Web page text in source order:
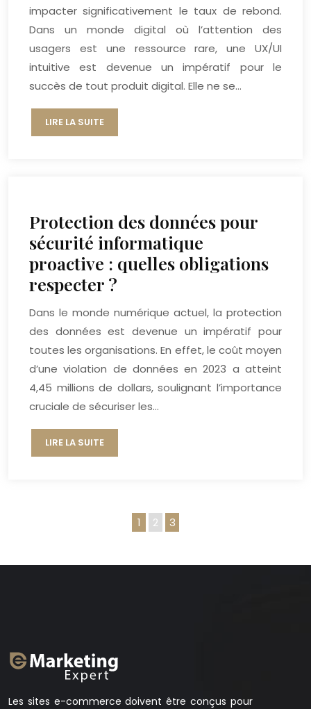
impacter significativement le taux de rebond.
Dans un monde digital où l’attention des
usagers est une ressource rare, une UX/UI
intuitive est devenue un impératif pour le
succès de tout produit digital. Elle ne se…
LIRE LA SUITE
Protection des données pour
sécurité informatique
proactive : quelles obligations
respecter ?
Dans le monde numérique actuel, la protection
des données est devenue un impératif pour
toutes les organisations. En effet, le coût moyen
d’une violation de données en 2023 a atteint
4,45 millions de dollars, soulignant l’importance
cruciale de sécuriser les…
LIRE LA SUITE
1 2 3
Les sites e-commerce doivent être conçus pour